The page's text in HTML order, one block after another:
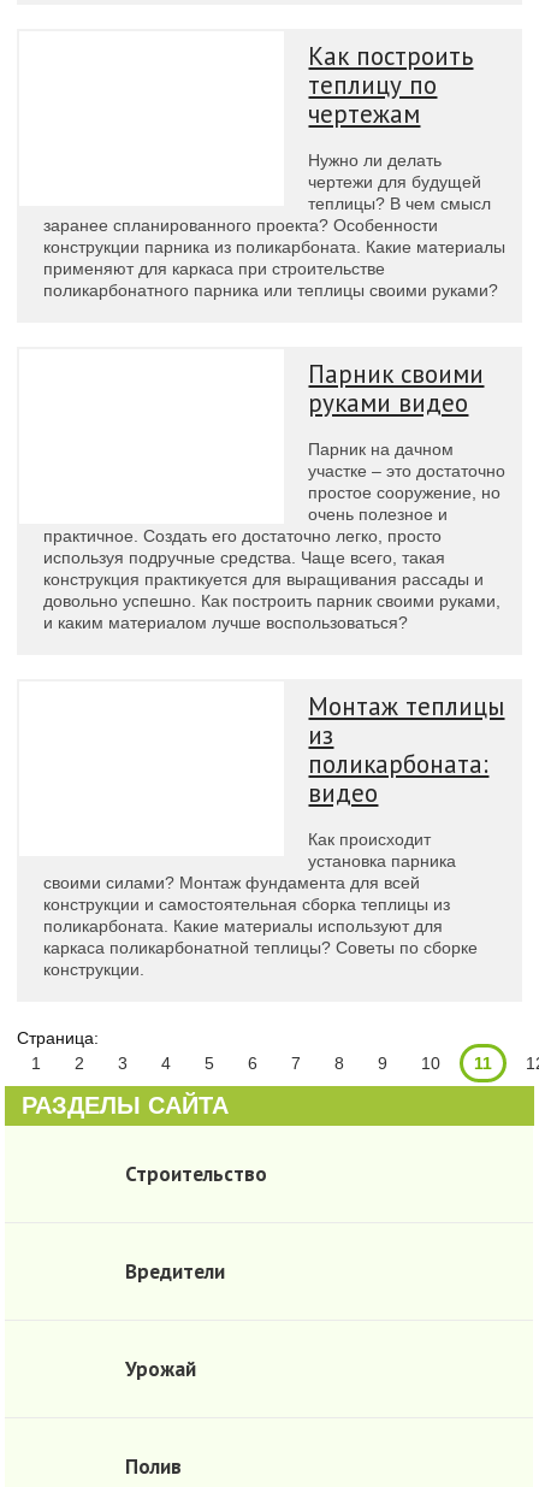
Как построить
теплицу по
чертежам
Нужно ли делать
чертежи для будущей
теплицы? В чем смысл
заранее спланированного проекта? Особенности
конструкции парника из поликарбоната. Какие материалы
применяют для каркаса при строительстве
поликарбонатного парника или теплицы своими руками?
Парник своими
руками видео
Парник на дачном
участке – это достаточно
простое сооружение, но
очень полезное и
практичное. Создать его достаточно легко, просто
используя подручные средства. Чаще всего, такая
конструкция практикуется для выращивания рассады и
довольно успешно. Как построить парник своими руками,
и каким материалом лучше воспользоваться?
Монтаж теплицы
из
поликарбоната:
видео
Как происходит
установка парника
своими силами? Монтаж фундамента для всей
конструкции и самостоятельная сборка теплицы из
поликарбоната. Какие материалы используют для
каркаса поликарбонатной теплицы? Советы по сборке
конструкции.
Страница:
1
2 3 4 5 6 7 8 9 10 11
РАЗДЕЛЫ САЙТА
Строительство
Вредители
Урожай
Полив